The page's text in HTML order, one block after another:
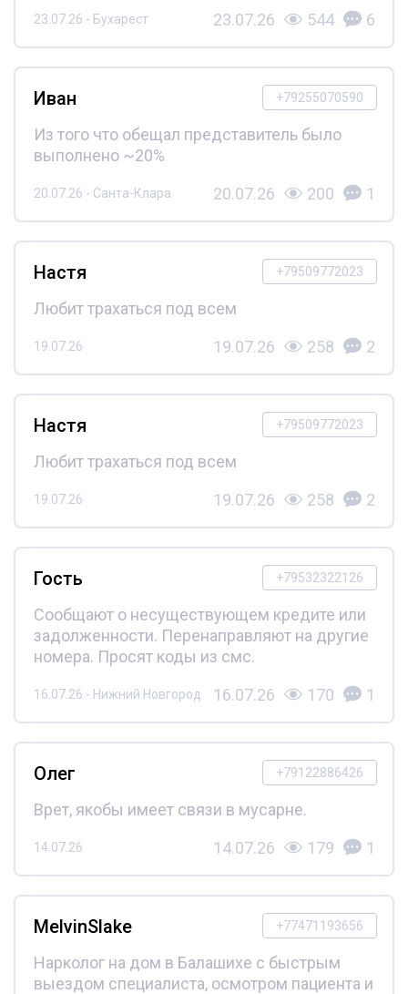
23.07.26 - Бухарест 23.07.26 544 6
+79255070590
Иван
Из того что обещал представитель было
выполнено ~20%
20.07.26 - Санта-Клара 20.07.26 200 1
+79509772023
Настя
Любит трахаться под всем
19.07.26 19.07.26 258 2
+79509772023
Настя
Любит трахаться под всем
19.07.26 19.07.26 258 2
+79532322126
Гость
Сообщают о несуществующем кредите или
задолженности. Перенаправляют на другие
номера. Просят коды из смс.
16.07.26 - Нижний Новгород 16.07.26 170 1
+79122886426
Олег
Врет, якобы имеет связи в мусарне.
14.07.26 14.07.26 179 1
+77471193656
MelvinSlake
Нарколог на дом в Балашихе с быстрым
выездом специалиста, осмотром пациента и